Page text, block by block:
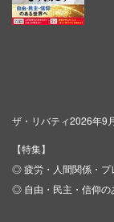
ザ・リバティ2026年9
【特集】
◎ 疲労・人間関係・プ
◎ 自由・民主・信仰の